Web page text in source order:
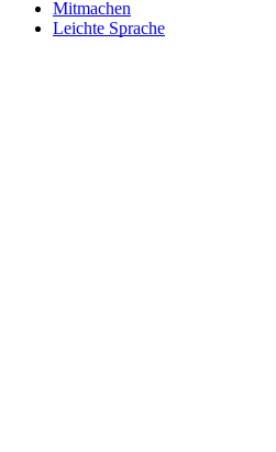
Mitmachen
Leichte Sprache